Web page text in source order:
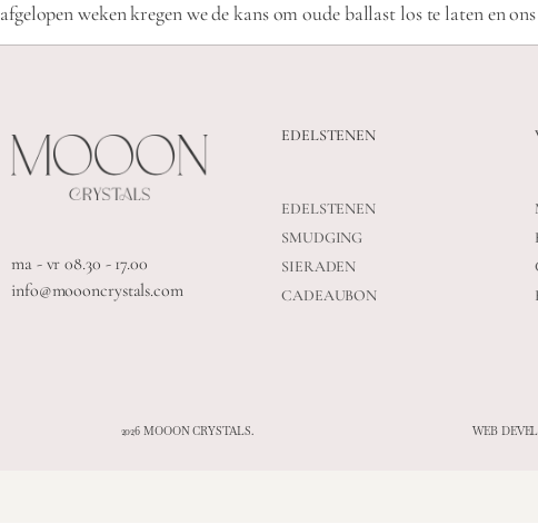
afgelopen weken kregen we de kans om oude ballast los te laten en
ma - vr 08.30 - 17.00
info@moooncrystals.com
EDELSTENEN
EDELSTENEN
SMUDGING
SIERADEN
CADEAUBON
2026 MOOON CRYSTALS. WEB